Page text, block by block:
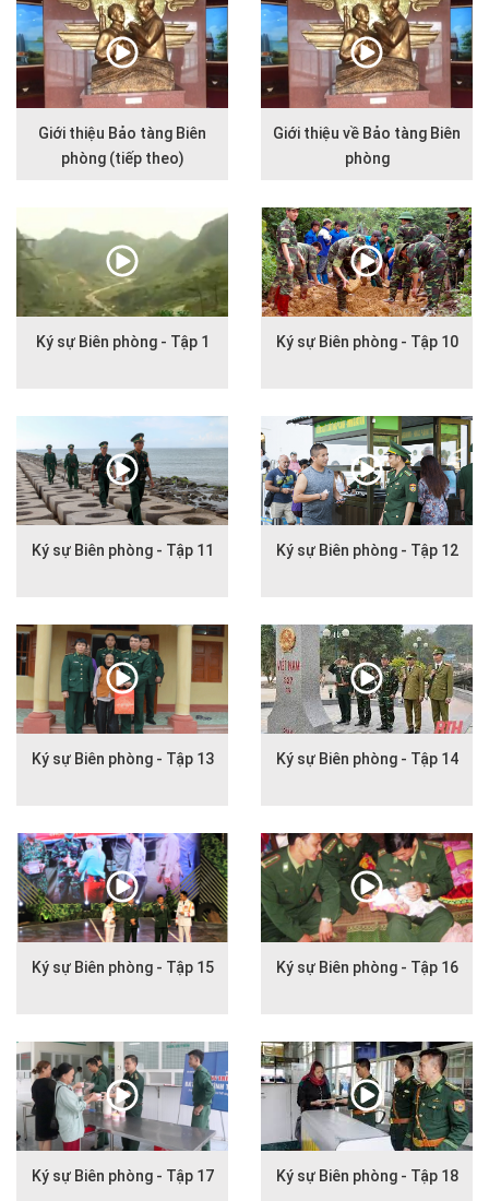
Giới thiệu Bảo tàng Biên
phòng (tiếp theo)
Giới thiệu về Bảo tàng Biên
phòng
Ký sự Biên phòng - Tập 1 Ký sự Biên phòng - Tập 10
Ký sự Biên phòng - Tập 11 Ký sự Biên phòng - Tập 12
Ký sự Biên phòng - Tập 13 Ký sự Biên phòng - Tập 14
Ký sự Biên phòng - Tập 15 Ký sự Biên phòng - Tập 16
Ký sự Biên phòng - Tập 17 Ký sự Biên phòng - Tập 18